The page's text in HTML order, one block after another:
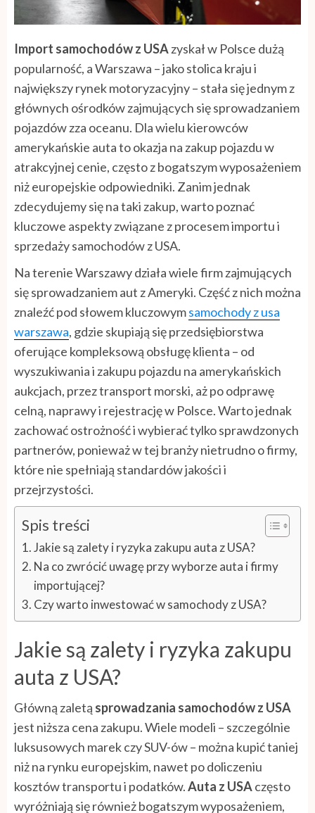
Import samochodów z USAzyskał w Polsce dużą
popularność, a Warszawa – jako stolica kraju i
największy rynek motoryzacyjny – stała się jednym z
głównych ośrodków zajmujących się sprowadzaniem
pojazdów zza oceanu. Dla wielu kierowców
amerykańskie auta to okazja na zakup pojazdu w
atrakcyjnej cenie, często z bogatszym wyposażeniem
niż europejskie odpowiedniki. Zanim jednak
zdecydujemy się na taki zakup, warto poznać
kluczowe aspekty związane z procesem importu i
sprzedaży samochodów z USA.
Na terenie Warszawy działa wiele firm zajmujących
się sprowadzaniem aut z Ameryki. Część z nich można
znaleźć pod słowem kluczowymsamochody z usa
warszawa, gdzie skupiają się przedsiębiorstwa
oferujące kompleksową obsługę klienta – od
wyszukiwania i zakupu pojazdu na amerykańskich
aukcjach, przez transport morski, aż po odprawę
celną, naprawy i rejestrację w Polsce. Warto jednak
zachować ostrożność i wybierać tylko sprawdzonych
partnerów, ponieważ w tej branży nietrudno o firmy,
które nie spełniają standardów jakości i
przejrzystości.
Spis treści
Jakie są zalety i ryzyka zakupu auta z USA?
Na co zwrócić uwagę przy wyborze auta i firmy
importującej?
Czy warto inwestować w samochody z USA?
Jakie są zalety i ryzyka zakupu
auta z USA?
Główną zaletą sprowadzania samochodów z USA
jest niższa cena zakupu. Wiele modeli – szczególnie
luksusowych marek czy SUV-ów – można kupić taniej
niż na rynku europejskim, nawet po doliczeniu
kosztów transportu i podatków.Auta z USAczęsto
wyróżniają się również bogatszym wyposażeniem,